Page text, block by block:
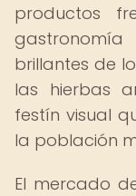
productos
brillantes de
las hierbas
festín visual
la población
El mercado